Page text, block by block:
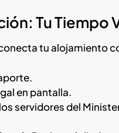
Tu Tiempo
tu alojamiento
en pantalla.
servidores del